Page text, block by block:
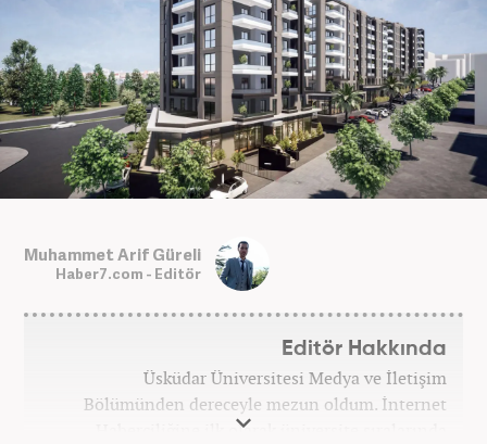
Muhammet Arif Güreli
Haber7.com - Editör
Editör Hakkında
Üsküdar Üniversitesi Medya ve İletişim
Bölümünden dereceyle mezun oldum. İnternet
Haberciliğine ilk olarak üniversite sıralarında